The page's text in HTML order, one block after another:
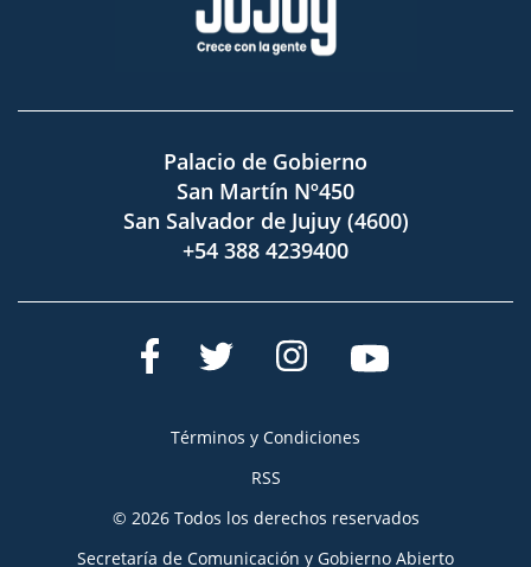
Palacio de Gobierno
San Martín Nº450
San Salvador de Jujuy (4600)
+54 388 4239400
Términos y Condiciones
RSS
© 2026 Todos los derechos reservados
Secretaría de Comunicación y Gobierno Abierto